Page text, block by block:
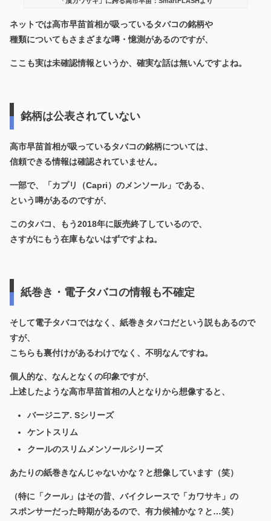
ネットでは高市早苗首相が吸っているタバコの銘柄や
種類についてもさまざまな噂・憶測があるのですが、
ここも実は未確認情報というか、確実な話は無いんですよね。
銘柄は公表されていない
高市早苗首相が吸っているタバコの銘柄については、
信頼できる情報は確認されていません。
一部で、「カプリ（Capri）のメンソール」である、
という噂があるのですが、
このタバコ、もう2018年に販売終了しているので、
さすがにもう在庫もないはずですよね。
紙巻き・電子タバコの情報も不確定
そして電子タバコではなく、紙巻きタバコだという説もあるので
すが、
こちらも裏付けがあるわけでなく、不明なんですね。
個人的な、なんとなくの印象ですが、
上述したような高市早苗首相の人となりから想像すると、
バージニア. Sシリーズ
ケントスリム
クールのスリムメンソールシリーズ
あたりの紙巻きなんじゃないかな？と想像しています（笑）
（特に「クール」はその昔、バイクレースで「カワサキ」の
スポンサーだった時期があるので、有力候補かな？と…笑）